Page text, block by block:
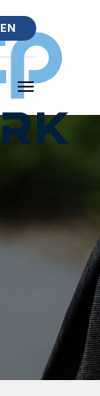
EN